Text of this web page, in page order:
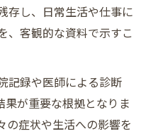
存し、日常生活や仕事に
、客観的な資料で示すこ
記録や医師による診断
が重要な根拠となりま
の症状や生活への影響を